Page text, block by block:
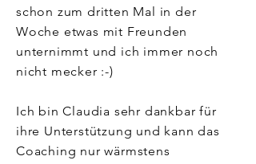
schon zum dritten Mal in der
Woche etwas mit Freunden
unternimmt und ich immer noch
nicht mecker :-)
Ich bin Claudia sehr dankbar für
ihre Unterstützung und kann das
Coaching nur wärmstens